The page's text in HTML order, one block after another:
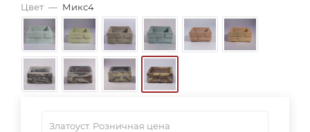
Цвет — Микс4
Златоуст. Розничная цена